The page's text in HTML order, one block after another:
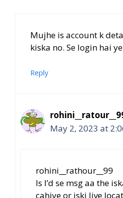
Mujhe is account k
kiska no. Se login hai ye
Reply
May 2, 2023 at
rohini__rathour__99
Is I’d se msg aa the
cahiye or iski live